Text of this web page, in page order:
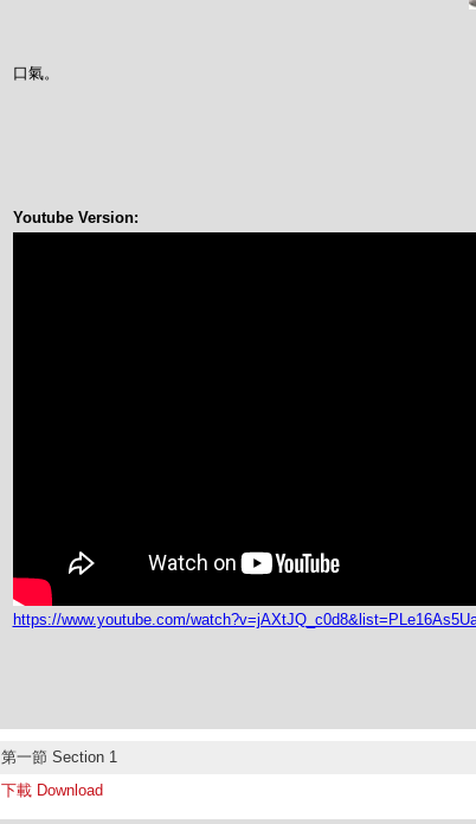
口氣。
Youtube Version:
https://www.youtube.com/
第一節 Section 1
下載 Download